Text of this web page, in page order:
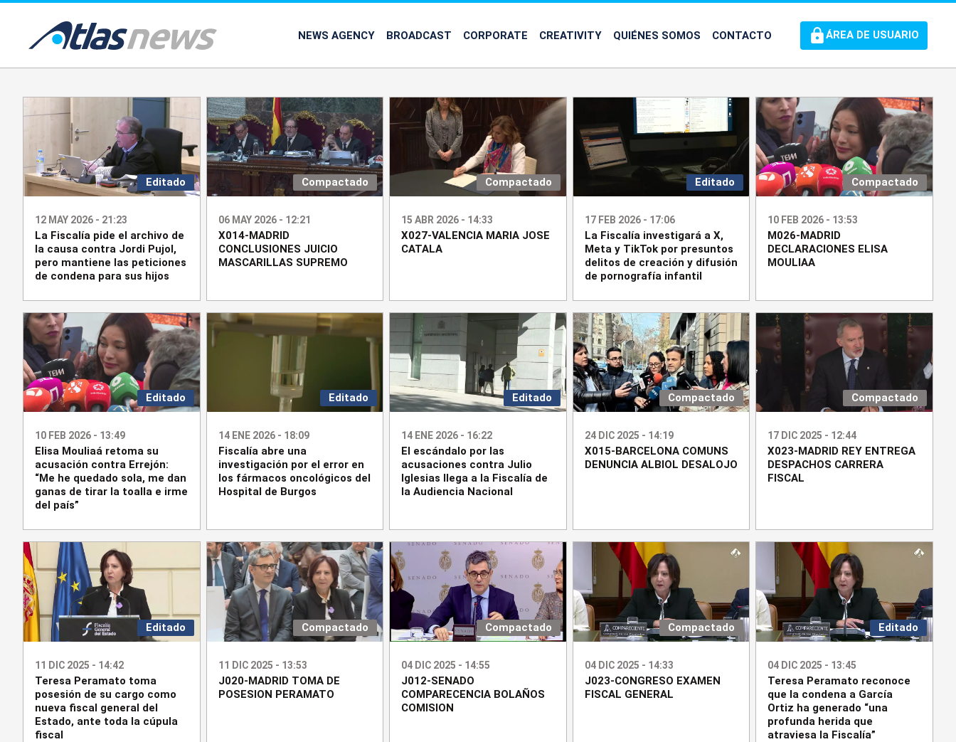
common.go-to-content
NEWS AGENCY BROADCAST CORPORATE CREATIVITY QUIÉNES SOMOS CONTACTO ÁREA DE USUARIO
Editado
12 MAY 2026 - 21:23
La Fiscalía pide el archivo de
la causa contra Jordi Pujol,
pero mantiene las peticiones
de condena para sus hijos
Compactado
06 MAY 2026 - 12:21
X014-MADRID
CONCLUSIONES JUICIO
MASCARILLAS SUPREMO
Compactado
15 ABR 2026 - 14:33
X027-VALENCIA MARIA JOSE
CATALA
Editado
17 FEB 2026 - 17:06
La Fiscalía investigará a X,
Meta y TikTok por presuntos
delitos de creación y difusión
de pornografía infantil
Compactado
10 FEB 2026 - 13:53
M026-MADRID
DECLARACIONES ELISA
MOULIAA
Editado
10 FEB 2026 - 13:49
Elisa Mouliaá retoma su
acusación contra Errejón:
“Me he quedado sola, me dan
ganas de tirar la toalla e irme
del país”
Editado
14 ENE 2026 - 18:09
Fiscalía abre una
investigación por el error en
los fármacos oncológicos del
Hospital de Burgos
Editado
14 ENE 2026 - 16:22
El escándalo por las
acusaciones contra Julio
Iglesias llega a la Fiscalía de
la Audiencia Nacional
Compactado
24 DIC 2025 - 14:19
X015-BARCELONA COMUNS
DENUNCIA ALBIOL DESALOJO
Compactado
17 DIC 2025 - 12:44
X023-MADRID REY ENTREGA
DESPACHOS CARRERA
FISCAL
Editado
11 DIC 2025 - 14:42
Teresa Peramato toma
posesión de su cargo como
nueva fiscal general del
Estado, ante toda la cúpula
fiscal
Compactado
11 DIC 2025 - 13:53
J020-MADRID TOMA DE
POSESION PERAMATO
Compactado
04 DIC 2025 - 14:55
J012-SENADO
COMPARECENCIA BOLAÑOS
COMISION
Compactado
04 DIC 2025 - 14:33
J023-CONGRESO EXAMEN
FISCAL GENERAL
Editado
04 DIC 2025 - 13:45
Teresa Peramato reconoce
que la condena a García
Ortiz ha generado “una
profunda herida que
atraviesa la Fiscalía”